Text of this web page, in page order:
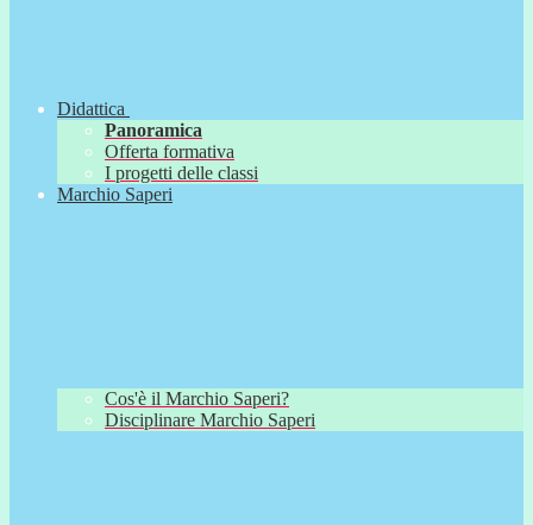
Didattica
Panoramica
Offerta formativa
I progetti delle classi
Marchio Saperi
Cos'è il Marchio Saperi?
Disciplinare Marchio Saperi